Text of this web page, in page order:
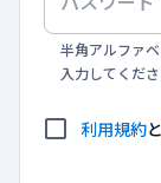
半角アルファ
入力してくだ
利用規約と